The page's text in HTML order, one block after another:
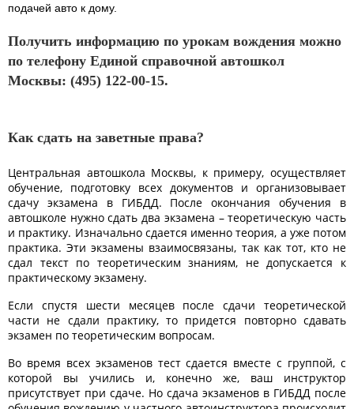
подачей авто к дому.
Получить информацию по урокам вождения можно
по телефону Единой справочной автошкол
Москвы: (495) 122-00-15.
Как сдать на заветные права?
Центральная автошкола Москвы, к примеру, осуществляет
обучение, подготовку всех документов и организовывает
сдачу экзамена в ГИБДД. После окончания обучения в
автошколе нужно сдать два экзамена – теоретическую часть
и практику. Изначально сдается именно теория, а уже потом
практика. Эти экзамены взаимосвязаны, так как тот, кто не
сдал текст по теоретическим знаниям, не допускается к
практическому экзамену.
Если спустя шести месяцев после сдачи теоретической
части не сдали практику, то придется повторно сдавать
экзамен по теоретическим вопросам.
Во время всех экзаменов тест сдается вместе с группой, с
которой вы учились и, конечно же, ваш инструктор
присутствует при сдаче. Но сдача экзаменов в ГИБДД после